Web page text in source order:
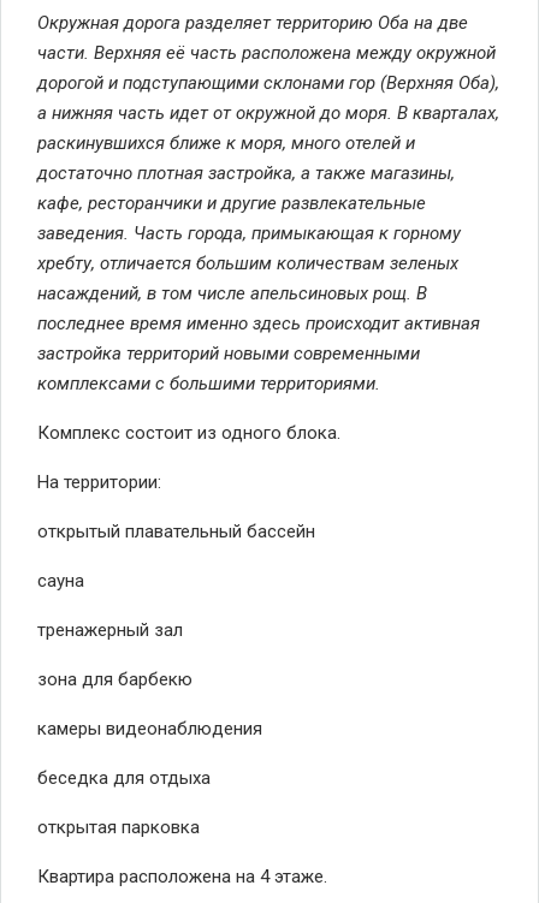
Окружная дорога разделяет территорию Оба на две
части. Верхняя её часть расположена между окружной
дорогой и подступающими склонами гор (Верхняя Оба),
а нижняя часть идет от окружной до моря. В кварталах,
раскинувшихся ближе к моря, много отелей и
достаточно плотная застройка, а также магазины,
кафе, ресторанчики и другие развлекательные
заведения. Часть города, примыкающая к горному
хребту, отличается большим количествам зеленых
насаждений, в том числе апельсиновых рощ. В
последнее время именно здесь происходит активная
застройка территорий новыми современными
комплексами с большими территориями.
Комплекс состоит из одного блока.
На территории:
открытый плавательный бассейн
сауна
тренажерный зал
зона для барбекю
камеры видеонаблюдения
беседка для отдыха
открытая парковка
Квартира расположена на 4 этаже.